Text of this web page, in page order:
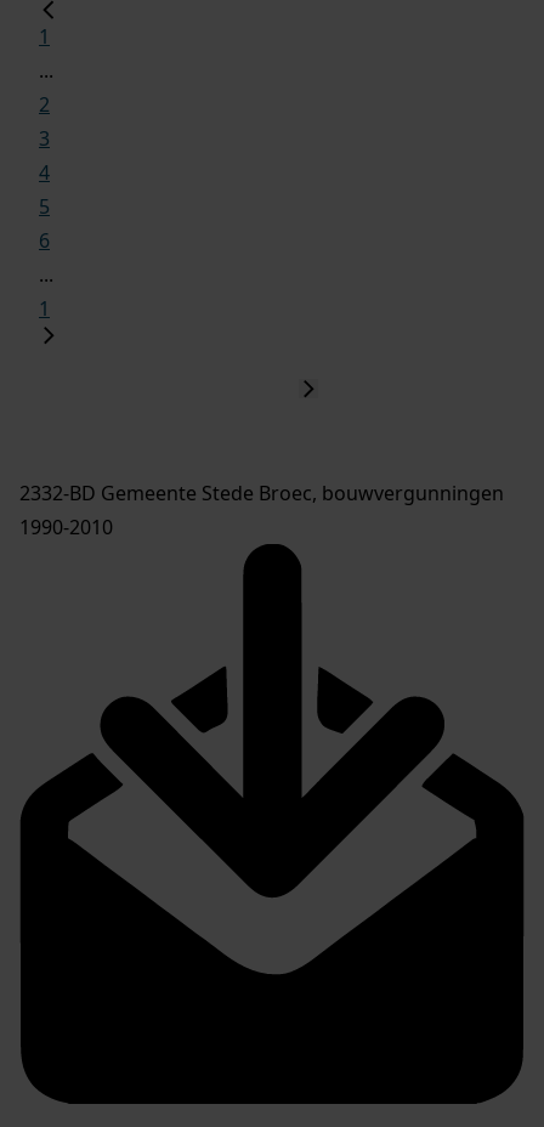
1
...
2
3
4
5
6
...
1
2332-BD Gemeente Stede Broec, bouwvergunningen
1990-2010